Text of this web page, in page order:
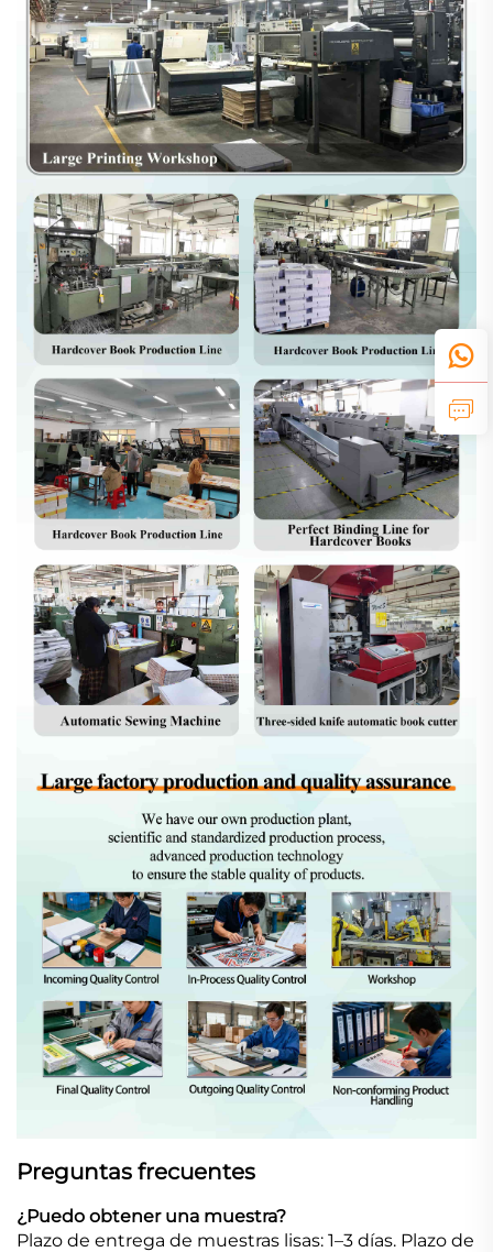
Preguntas frecuentes
¿Puedo obtener una muestra?
Plazo de entrega de muestras lisas: 1–3 días. Plazo de